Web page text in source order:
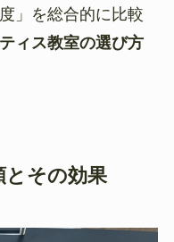
」を総合的に比較
ィス教室の選び方
その効果